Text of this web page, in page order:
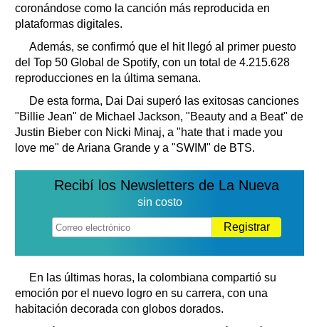
coronándose como la canción más reproducida en
plataformas digitales.
Además, se confirmó que el hit llegó al primer puesto
del Top 50 Global de Spotify, con un total de 4.215.628
reproducciones en la última semana.
De esta forma, Dai Dai superó las exitosas canciones
"Billie Jean" de Michael Jackson, "Beauty and a Beat" de
Justin Bieber con Nicki Minaj, a "hate that i made you
love me" de Ariana Grande y a "SWIM" de BTS.
Recibí los Newsletters de La Nueva
sin costo
Registrar
En las últimas horas, la colombiana compartió su
emoción por el nuevo logro en su carrera, con una
habitación decorada con globos dorados.